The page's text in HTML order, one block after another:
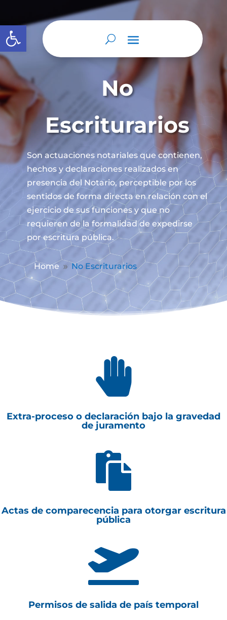
Abrir barra de herramientas
No
Escriturarios
Son actuaciones notariales que contienen,
hechos y declaraciones realizados en
presencia del Notario, perceptible por los
sentidos de forma directa en relación con el
ejercicio de sus funciones y que no
requieren de la formalidad de expedirse
por escritura pública.
Home 9 No Escriturarios

Extra-proceso o declaración bajo la gravedad
de juramento

Actas de comparecencia para otorgar escritura
pública

Permisos de salida de país temporal